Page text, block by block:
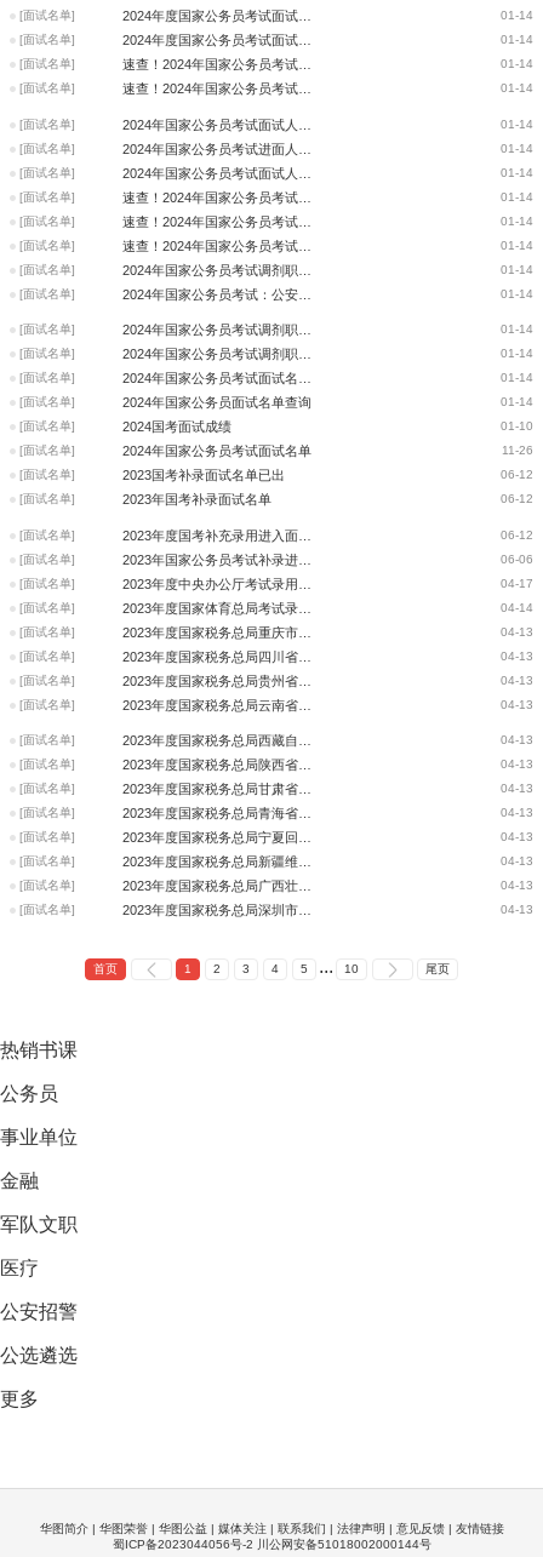
01-14
[面试名单]
01-14
[面试名单]
01-14
[面试名单]
01-14
[面试名单]
01-14
[面试名单]
01-14
[面试名单]
01-14
[面试名单]
01-14
[面试名单]
01-14
[面试名单]
01-14
[面试名单]
01-14
[面试名单]
01-14
[面试名单]
01-14
[面试名单]
01-14
[面试名单]
01-14
[面试名单]
01-14
[面试名单] 2024年国家公务员面试名单查询
01-10
[面试名单] 2024国考面试成绩
11-26
[面试名单] 2024年国家公务员考试面试名单
06-12
[面试名单] 2023国考补录面试名单已出
06-12
[面试名单] 2023年国考补录面试名单
06-12
[面试名单]
06-06
[面试名单]
04-17
[面试名单]
04-14
[面试名单]
04-13
[面试名单]
04-13
[面试名单]
04-13
[面试名单]
04-13
[面试名单]
04-13
[面试名单]
04-13
[面试名单]
04-13
[面试名单]
04-13
[面试名单]
04-13
[面试名单]
04-13
[面试名单]
04-13
[面试名单]
04-13
[面试名单]
首页 1 2 3 4 5 ... 10 尾页
热销书课
公务员
事业单位
金融
军队文职
医疗
公安招警
公选遴选
更多
华图简介| 华图荣誉| 华图公益 | 媒体关注| 联系我们 | 法律声明 | 意见反馈| 友情链接
蜀ICP备2023044056号-2 川公网安备51018002000144号